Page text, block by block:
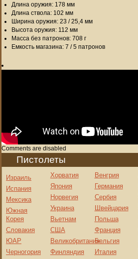
Длина оружия: 178 мм
Длина ствола: 102 мм
Ширина оружия: 23 / 25,4 мм
Высота оружия: 112 мм
Масса без патронов: 708 г
Емкость магазина: 7 / 5 патронов
Comments are disabled
Пистолеты
Израиль
Испания
Мексика
Южная
Корея
Словакия
ЮАР
Черногория
Хорватия
Япония
Норвегия
Украина
Вьетнам
США
Великобритания
Финляндия
Венгрия
Германия
Сербия
Швейцария
Польша
Франция
Бельгия
Италия